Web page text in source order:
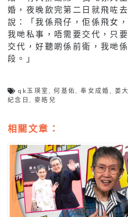
婚，夜晚飲完第二日就飛咗
說：「我係飛仔，佢係飛女
我哋私事，唔需要交代，只
交代，好聽啲係前衛，我哋
段。」
qk玉瑛室,何基佑,奉女成婚 , 姜
紀念日,麥皓兒
相關文章：